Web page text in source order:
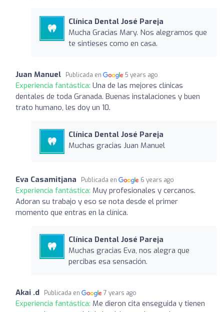
Clínica Dental José Pareja
Mucha Gracias Mary. Nos alegramos que
te sintieses como en casa.
Juan Manuel Publicada en 5 years ago
Experiencia fantástica: Una de las mejores clínicas
dentales de toda Granada. Buenas instalaciones y buen
trato humano, les doy un 10.
Clínica Dental José Pareja
Muchas gracias Juan Manuel
Eva Casamitjana Publicada en 6 years ago
Experiencia fantástica: Muy profesionales y cercanos.
Adoran su trabajo y eso se nota desde el primer
momento que entras en la clínica.
Clínica Dental José Pareja
Muchas gracias Eva, nos alegra que
percibas esa sensación.
Akai .d Publicada en 7 years ago
Experiencia fantástica: Me dieron cita enseguida y tienen